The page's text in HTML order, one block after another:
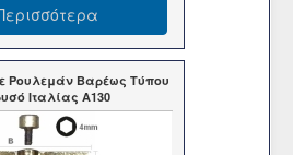
Ρουλεμάν Βαρέως Τύπου
Ιταλίας Α130